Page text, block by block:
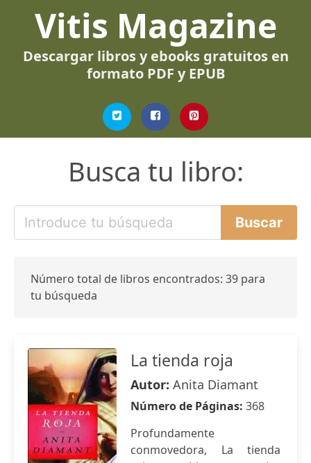
Vitis Magazine
Descargar libros y ebooks gratuitos en
formato PDF y EPUB
Busca tu libro:
Número total de libros encontrados: 39 para
tu búsqueda
La tienda roja
Autor: Anita Diamant
Número de Páginas: 368
Profundamente
conmovedora, La tienda